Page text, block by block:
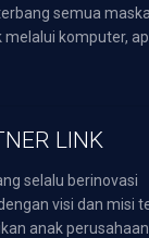
semua
komputer,
LINK
selalu berinovasi
visi dan misi
anak perusahaan